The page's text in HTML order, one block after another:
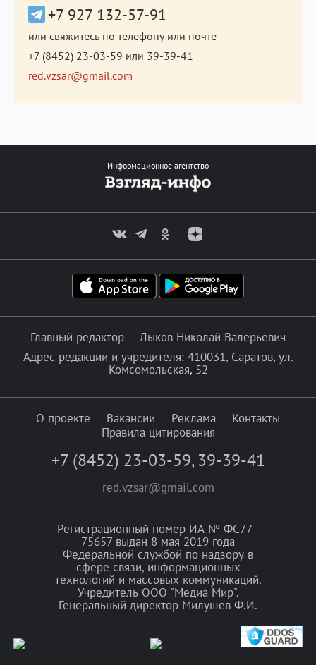
+7 927 132-57-91
или свяжитесь по телефону или почте
+7 (8452) 23-03-59 или 39-39-41
red.vzsar@gmail.com
Информационное агентство
Главный редактор — Лыков Николай Валерьевич
Адрес редакции и учредителя: 410031, Саратов, ул.
Комсомольская, 52
О проекте Вакансии Реклама
Контакты
Правила цитирования
+7 (8452) 23-03-59, 39-39-41
red.vzsar@gmail.com
Регистрационный номер ИА № ФС77–
75657 выдан 8 мая 2019 года
Федеральной службой по надзору в
сфере связи, информационных
технологий и массовых коммуникаций.
Учредитель ООО "Медиа Мир".
Генеральный директор Милушев Ф.И.